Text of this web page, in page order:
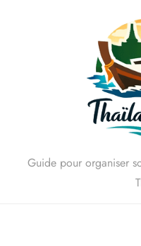
Guide pour organiser